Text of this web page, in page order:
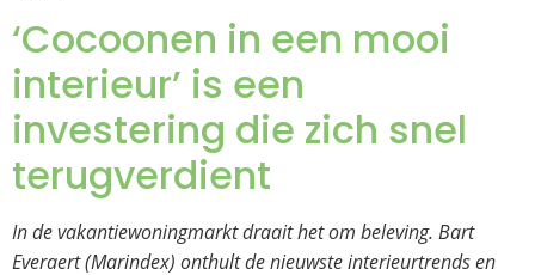
‘Cocoonen in een mooi
interieur’ is een
investering die zich snel
terugverdient
In de vakantiewoningmarkt draait het om beleving. Bart
Everaert (Marindex) onthult de nieuwste interieurtrends en